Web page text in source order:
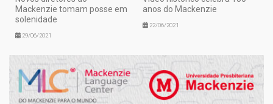
Mackenzie tomam posse em
solenidade
29/06/2021
anos do Mackenzie
22/06/2021